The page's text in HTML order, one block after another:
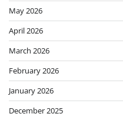
May 2026
April 2026
March 2026
February 2026
January 2026
December 2025